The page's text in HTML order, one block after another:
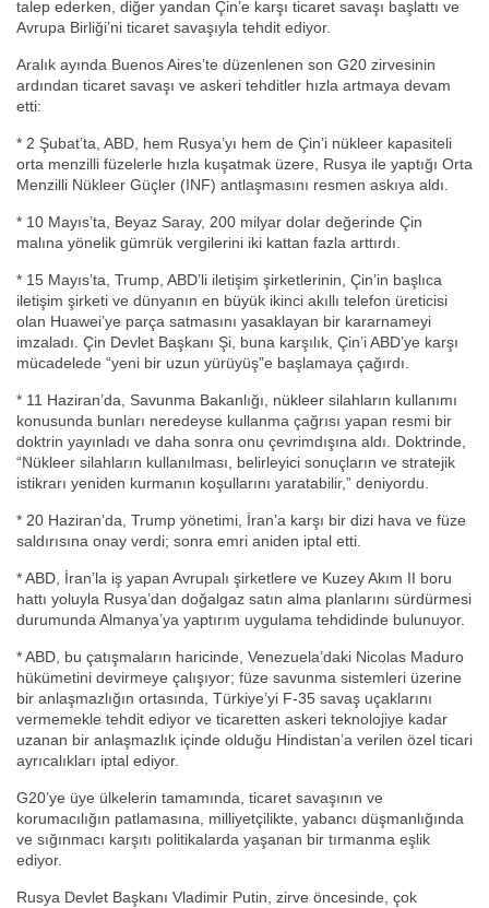
talep ederken, diğer yandan Çin’e karşı ticaret savaşı başlattı ve
Avrupa Birliği’ni ticaret savaşıyla tehdit ediyor.
Aralık ayında Buenos Aires’te düzenlenen son G20 zirvesinin
ardından ticaret savaşı ve askeri tehditler hızla artmaya devam
etti:
* 2 Şubat’ta, ABD, hem Rusya’yı hem de Çin’i nükleer kapasiteli
orta menzilli füzelerle hızla kuşatmak üzere, Rusya ile yaptığı Orta
Menzilli Nükleer Güçler (INF) antlaşmasını resmen askıya aldı.
* 10 Mayıs’ta, Beyaz Saray, 200 milyar dolar değerinde Çin
malına yönelik gümrük vergilerini iki kattan fazla arttırdı.
* 15 Mayıs’ta, Trump, ABD’li iletişim şirketlerinin, Çin’in başlıca
iletişim şirketi ve dünyanın en büyük ikinci akıllı telefon üreticisi
olan Huawei’ye parça satmasını yasaklayan bir kararnameyi
imzaladı. Çin Devlet Başkanı Şi, buna karşılık, Çin’i ABD’ye karşı
mücadelede “yeni bir uzun yürüyüş”e başlamaya çağırdı.
* 11 Haziran’da, Savunma Bakanlığı, nükleer silahların kullanımı
konusunda bunları neredeyse kullanma çağrısı yapan resmi bir
doktrin yayınladı ve daha sonra onu çevrimdışına aldı. Doktrinde,
“Nükleer silahların kullanılması, belirleyici sonuçların ve stratejik
istikrarı yeniden kurmanın koşullarını yaratabilir,” deniyordu.
* 20 Haziran’da, Trump yönetimi, İran’a karşı bir dizi hava ve füze
saldırısına onay verdi; sonra emri aniden iptal etti.
* ABD, İran’la iş yapan Avrupalı şirketlere ve Kuzey Akım II boru
hattı yoluyla Rusya’dan doğalgaz satın alma planlarını sürdürmesi
durumunda Almanya’ya yaptırım uygulama tehdidinde bulunuyor.
* ABD, bu çatışmaların haricinde, Venezuela’daki Nicolas Maduro
hükümetini devirmeye çalışıyor; füze savunma sistemleri üzerine
bir anlaşmazlığın ortasında, Türkiye’yi F-35 savaş uçaklarını
vermemekle tehdit ediyor ve ticaretten askeri teknolojiye kadar
uzanan bir anlaşmazlık içinde olduğu Hindistan’a verilen özel ticari
ayrıcalıkları iptal ediyor.
G20’ye üye ülkelerin tamamında, ticaret savaşının ve
korumacılığın patlamasına, milliyetçilikte, yabancı düşmanlığında
ve sığınmacı karşıtı politikalarda yaşanan bir tırmanma eşlik
ediyor.
Rusya Devlet Başkanı Vladimir Putin, zirve öncesinde, çok